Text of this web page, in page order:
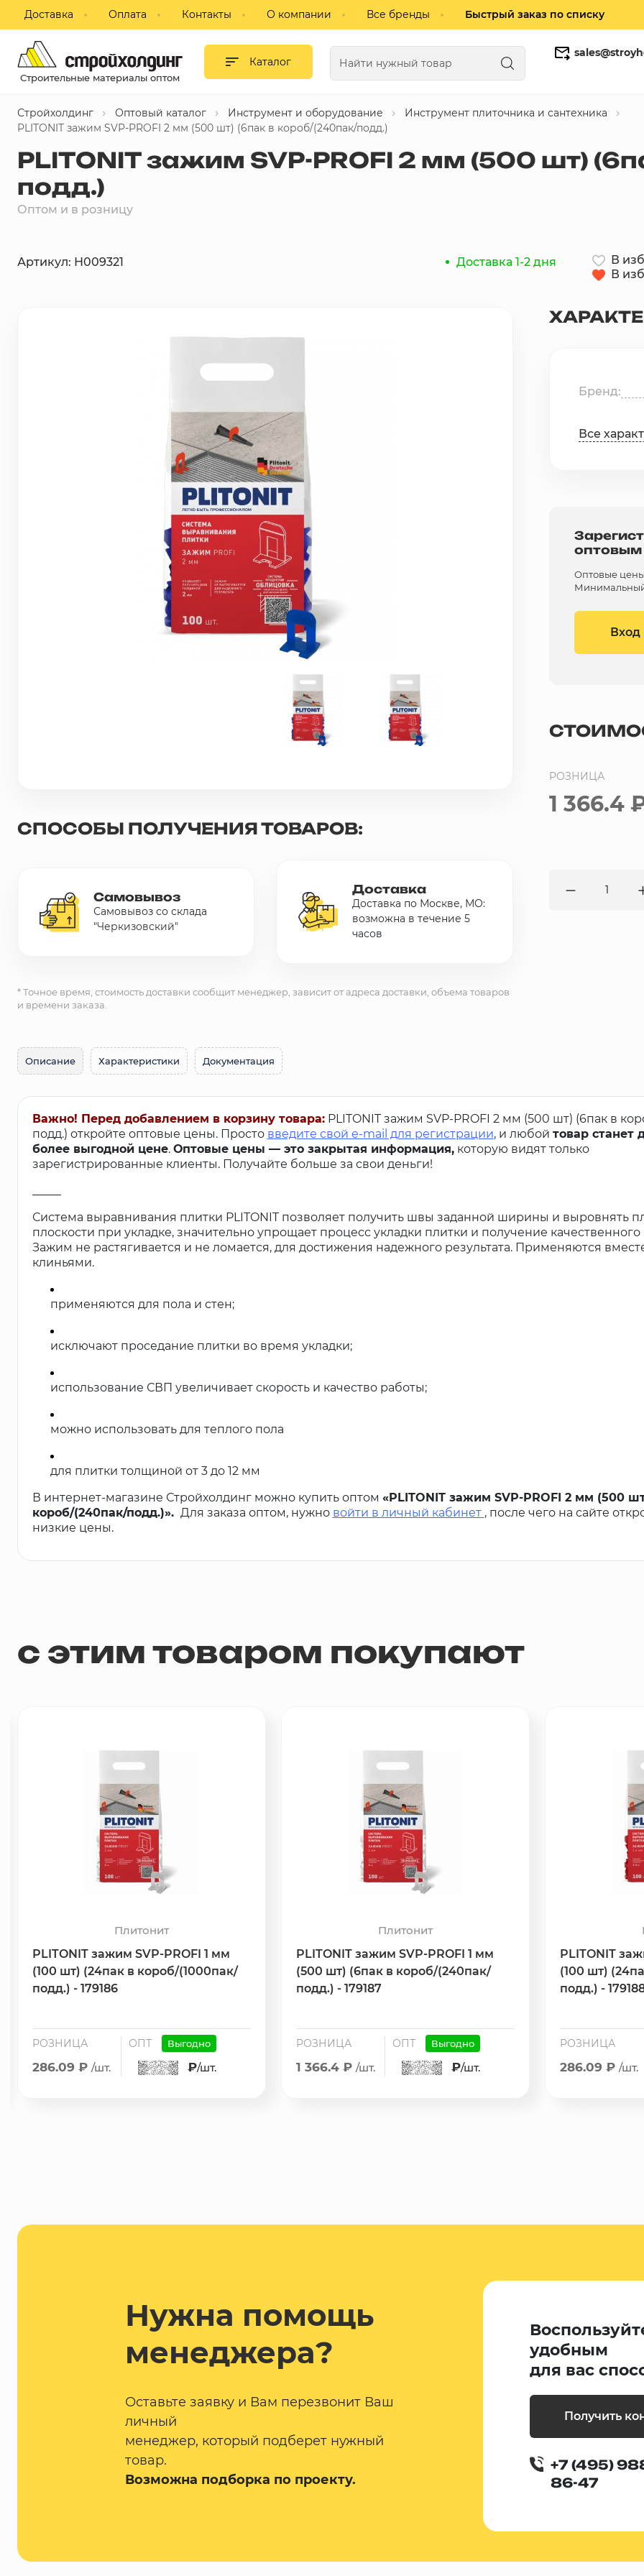
Доставка Оплата Контакты О компании Все бренды Быстрый заказ по списку
Строительные материалы оптом
Каталог
Гипсокартон и листовые
материалы
Сухие смеси
Изоляция
Профиль, комплектующие для
Блоки строительные,
Потолки подвесные
Грунтовки, ПВА, спец. растворы
Герметики, жидкие гвозди, пена
Саморезы, дюбеля, шурупы
Инструмент и оборудование
Лакокрасочные материалы
Газобетонные блоки
Стройхолдинг Оптовый каталог Инструмент и оборудование
Инструмент плиточника и сантехника
PLITONIT зажим SVP-PROFI 2 мм (500 шт) (6пак в короб/(240пак/подд.)
PLITONIT зажим SVP-PROFI 2 мм (500 шт)
подд.)
Оптом и в розницу
Артикул: Н009321 Доставка 1-2 дня
В
В
СПОСОБЫ ПОЛУЧЕНИЯ ТОВАРОВ:
Самовывоз
Самовывоз со склада
"Черкизовский"
Доставка
Доставка по Москве, МО:
возможна в течение 5
часов
* Точное время, стоимость доставки сообщит менеджер, зависит от адреса доставки, объема товаров
и времени заказа.
Бренд
Все
Оптовые цены
Минимальный
Вход
РОЗНИЦА
1 366.4
Описание Характеристики Документация
Важно! Перед добавлением в корзину товара: PLITONIT зажим SVP-PROFI 2 мм (500 шт) (6пак в
подд.) откройте оптовые цены. Просто введите свой e-mail для регистрации, и любой товар станет
более выгодной цене. Оптовые цены — это закрытая информация,которую видят только
зарегистрированные клиенты. Получайте больше за свои деньги!
Система выравнивания плитки PLITONIT позволяет получить швы заданной ширины и выровнять
плоскости при укладке, значительно упрощает процесс укладки плитки и получение качественного
Зажим не растягивается и не ломается, для достижения надежного результата. Применяются
клиньями.
применяются для пола и стен;
исключают проседание плитки во время укладки;
использование СВП увеличивает скорость и качество работы;
можно использовать для теплого пола
для плитки толщиной от 3 до 12 мм
В интернет-магазине Стройхолдинг можно купить оптом «PLITONIT зажим SVP-PROFI 2 мм (500
короб/(240пак/подд.)». Для заказа оптом, нужно войти в личный кабинет , после чего на сайте
низкие цены.
с этим товаром покупают
Плитонит
PLITONIT зажим SVP-PROFI 1 мм
(100 шт) (24пак в короб/(1000пак/
подд.) - 179186
РОЗНИЦА
286.09 ₽ /шт.
ОПТ Выгодно
₽/шт.
Плитонит
PLITONIT зажим SVP-PROFI 1 мм
(500 шт) (6пак в короб/(240пак/
подд.) - 179187
РОЗНИЦА
1 366.4 ₽ /шт.
ОПТ Выгодно
₽/шт.
PLITONIT
(100 шт)
подд.) -
РОЗНИЦА
286.09 ₽ /шт.
Нужна помощь
менеджера?
Оставьте заявку и Вам перезвонит Ваш
личный
менеджер, который подберет нужный
товар.
Возможна подборка по проекту.
удобным
для вас
Получить
+7 (495)
86-47